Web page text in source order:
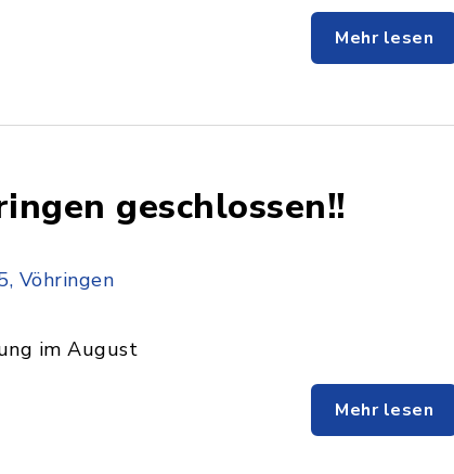
Mehr lesen
geschlossen!!
Vöhringen
im August
Mehr lesen